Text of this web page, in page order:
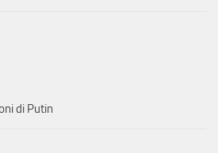
di Putin